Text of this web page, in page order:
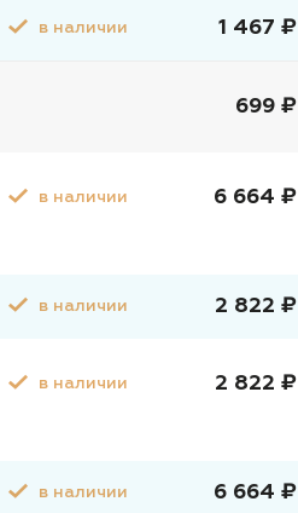
в наличии 1 467 ₽
699 ₽
в наличии 6 664 ₽
в наличии 2 822 ₽
в наличии 2 822 ₽
в наличии 6 664 ₽